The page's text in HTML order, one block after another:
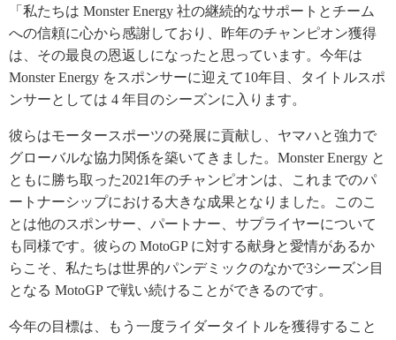
「私たちは Monster Energy 社の継続的なサポートとチーム
への信頼に心から感謝しており、昨年のチャンピオン獲得
は、その最良の恩返しになったと思っています。今年は
Monster Energy をスポンサーに迎えて10年目、タイトルスポ
ンサーとしては 4 年目のシーズンに入ります。
彼らはモータースポーツの発展に貢献し、ヤマハと強力で
グローバルな協力関係を築いてきました。Monster Energy と
ともに勝ち取った2021年のチャンピオンは、これまでのパ
ートナーシップにおける大きな成果となりました。このこ
とは他のスポンサー、パートナー、サプライヤーについて
も同様です。彼らの MotoGP に対する献身と愛情があるか
らこそ、私たちは世界的パンデミックのなかで3シーズン目
となる MotoGP で戦い続けることができるのです。
今年の目標は、もう一度ライダータイトルを獲得すること